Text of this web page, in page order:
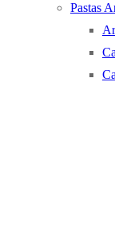
Pastas